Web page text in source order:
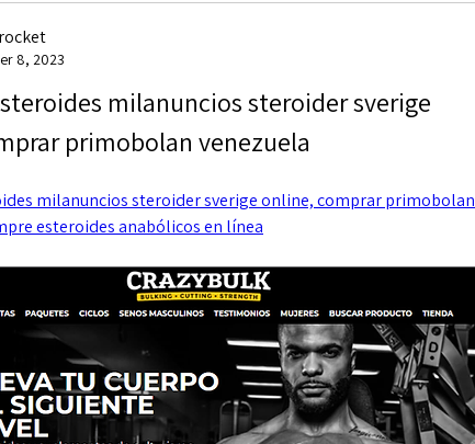
8, 2023
milanuncios steroider sverige
primobolan venezuela
milanuncios steroider sverige online, comprar primobolan
esteroides anabólicos en línea